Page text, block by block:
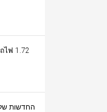
ไฟ 1.72